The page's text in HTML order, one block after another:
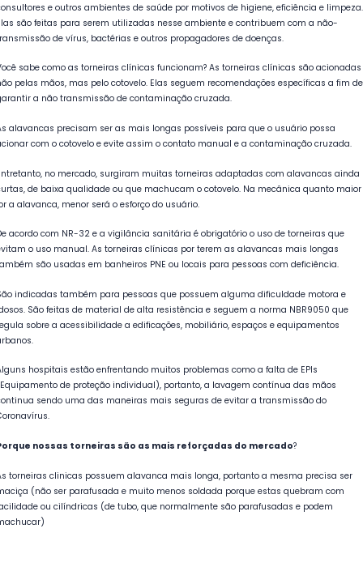
e outros ambientes de saúde por motivos de higiene, eficiência e limpeza.
são feitas para serem utilizadas nesse ambiente e contribuem com a não-
de vírus, bactérias e outros propagadores de doenças.
sabe como as torneiras clínicas funcionam? As torneiras clínicas são acionadas
pelas mãos, mas pelo cotovelo. Elas seguem recomendações específicas a fim de
a não transmissão de contaminação cruzada.
alavancas precisam ser as mais longas possíveis para que o usuário possa
com o cotovelo e evite assim o contato manual e a contaminação cruzada.
no mercado, surgiram muitas torneiras adaptadas com alavancas ainda
de baixa qualidade ou que machucam o cotovelo. Na mecânica quanto maior
a alavanca, menor será o esforço do usuário.
acordo com NR-32 e a vigilância sanitária é obrigatório o uso de torneiras que
o uso manual. As torneiras clínicas por terem as alavancas mais longas
são usadas em banheiros PNE ou locais para pessoas com deficiência.
indicadas também para pessoas que possuem alguma dificuldade motora e
São feitas de material de alta resistência e seguem a norma NBR9050 que
sobre a acessibilidade a edificações, mobiliário, espaços e equipamentos
hospitais estão enfrentando muitos problemas como a falta de EPIs
de proteção individual), portanto, a lavagem contínua das mãos
sendo uma das maneiras mais seguras de evitar a transmissão do
nossas torneiras são as mais reforçadas do mercado?
torneiras clinicas possuem alavanca mais longa, portanto a mesma precisa ser
(não ser parafusada e muito menos soldada porque estas quebram com
ou cilíndricas (de tubo, que normalmente são parafusadas e podem